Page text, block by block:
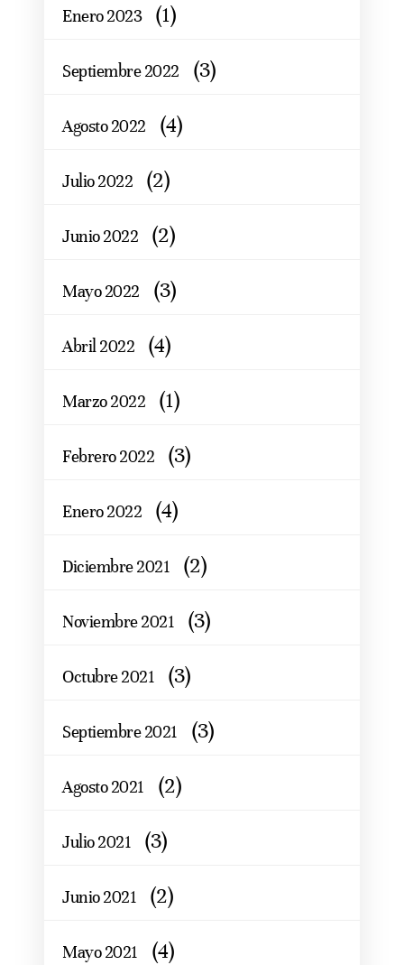
Enero 2023 (1)
Septiembre 2022 (3)
Agosto 2022 (4)
Julio 2022 (2)
Junio 2022 (2)
Mayo 2022 (3)
Abril 2022 (4)
Marzo 2022 (1)
Febrero 2022 (3)
Enero 2022 (4)
Diciembre 2021 (2)
Noviembre 2021 (3)
Octubre 2021 (3)
Septiembre 2021 (3)
Agosto 2021 (2)
Julio 2021 (3)
Junio 2021 (2)
Mayo 2021 (4)